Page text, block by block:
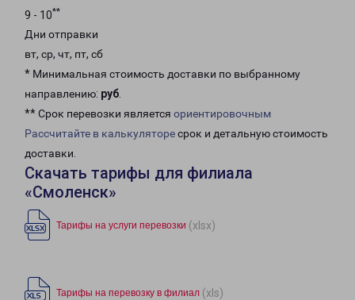
9 - 10**
Дни отправки
вт, ср, чт, пт, сб
* Минимальная стоимость доставки по выбранному
направлению: руб.
** Срок перевозки является ориентировочным
Рассчитайте в калькуляторесрок и детальную стоимость
доставки.
Скачать тарифы для филиала
«Смоленск»
Тарифы на услуги перевозки (xlsx)
Тарифы на перевозку в филиал (xls)